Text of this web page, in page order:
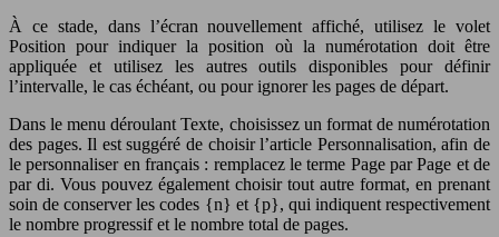
À ce stade, dans l’écran nouvellement affiché, utilisez le volet
Position pour indiquer la position où la numérotation doit être
appliquée et utilisez les autres outils disponibles pour définir
l’intervalle, le cas échéant, ou pour ignorer les pages de départ.
Dans le menu déroulant Texte, choisissez un format de numérotation
des pages. Il est suggéré de choisir l’article Personnalisation, afin de
le personnaliser en français : remplacez le terme Page par Page et de
par di. Vous pouvez également choisir tout autre format, en prenant
soin de conserver les codes {n} et {p}, qui indiquent respectivement
le nombre progressif et le nombre total de pages.